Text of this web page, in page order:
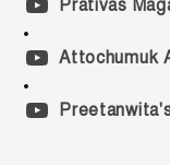
Prativas
Attochumuk